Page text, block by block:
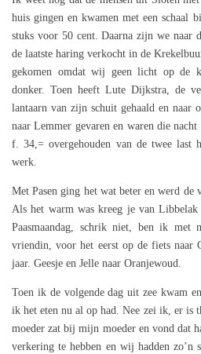
huis gingen en kwamen met een schaal
stuks voor 50 cent. Daarna zijn we naar
de laatste haring verkocht in de
gekomen omdat wij geen licht op de
donker. Toen heeft Lute Dijkstra, de
lantaarn van zijn schuit gehaald en naar
naar Lemmer gevaren en waren die
f. 34,= overgehouden van de twee last
werk.
Met Pasen ging het wat beter en werd de
Als het warm was kreeg je van
Paasmaandag, schrik niet, ben ik
vriendin, voor het eerst op de fiets naar
jaar. Geesje en Jelle naar Oranjewoud.
Toen ik de volgende dag uit zee kwam
ik het eten nu al op had. Nee zei ik, er is
moeder zat bij mijn moeder en vond dat
verkering te hebben en wij hadden zo’n